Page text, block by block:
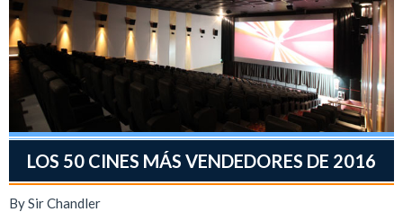
LOS 50 CINES MÁS VENDEDORES DE 2016
By Sir Chandler